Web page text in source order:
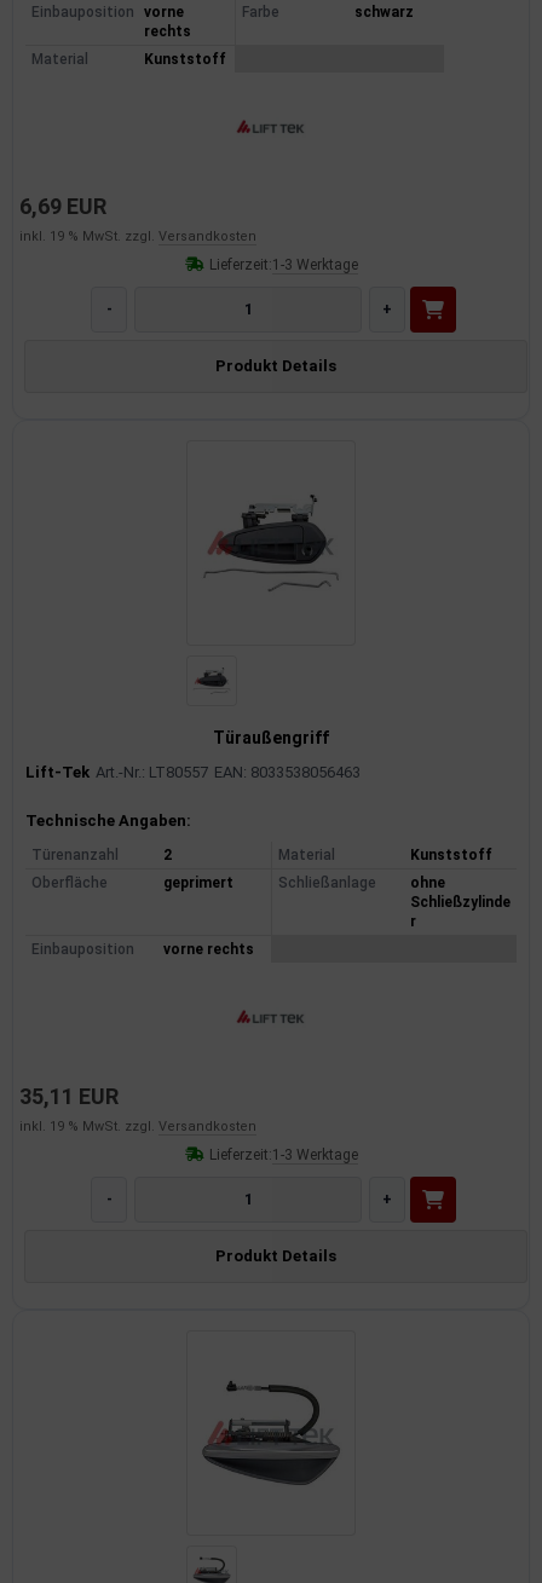
Einbauposition
vorne
rechts
Farbe schwarz
Material Kunststoff
6,69 EUR
inkl. 19 % MwSt. zzgl. Versandkosten
Lieferzeit:1-3 Werktage
- +
Produkt Details
Türaußengriff
Lift-Tek Art.-Nr.: LT80557 EAN: 8033538056463
Produktinformationen
Technische Angaben:
Türenanzahl 2 Material
Kunststoff
Oberfläche
geprimert Schließanlage
ohne
Schließzylinde
r
Einbauposition
vorne rechts
35,11 EUR
inkl. 19 % MwSt. zzgl. Versandkosten
Lieferzeit:1-3 Werktage
- +
Produkt Details